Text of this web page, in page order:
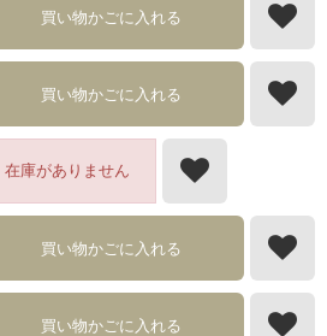
買い物かごに入れる
買い物かごに入れる
在庫がありません
買い物かごに入れる
買い物かごに入れる